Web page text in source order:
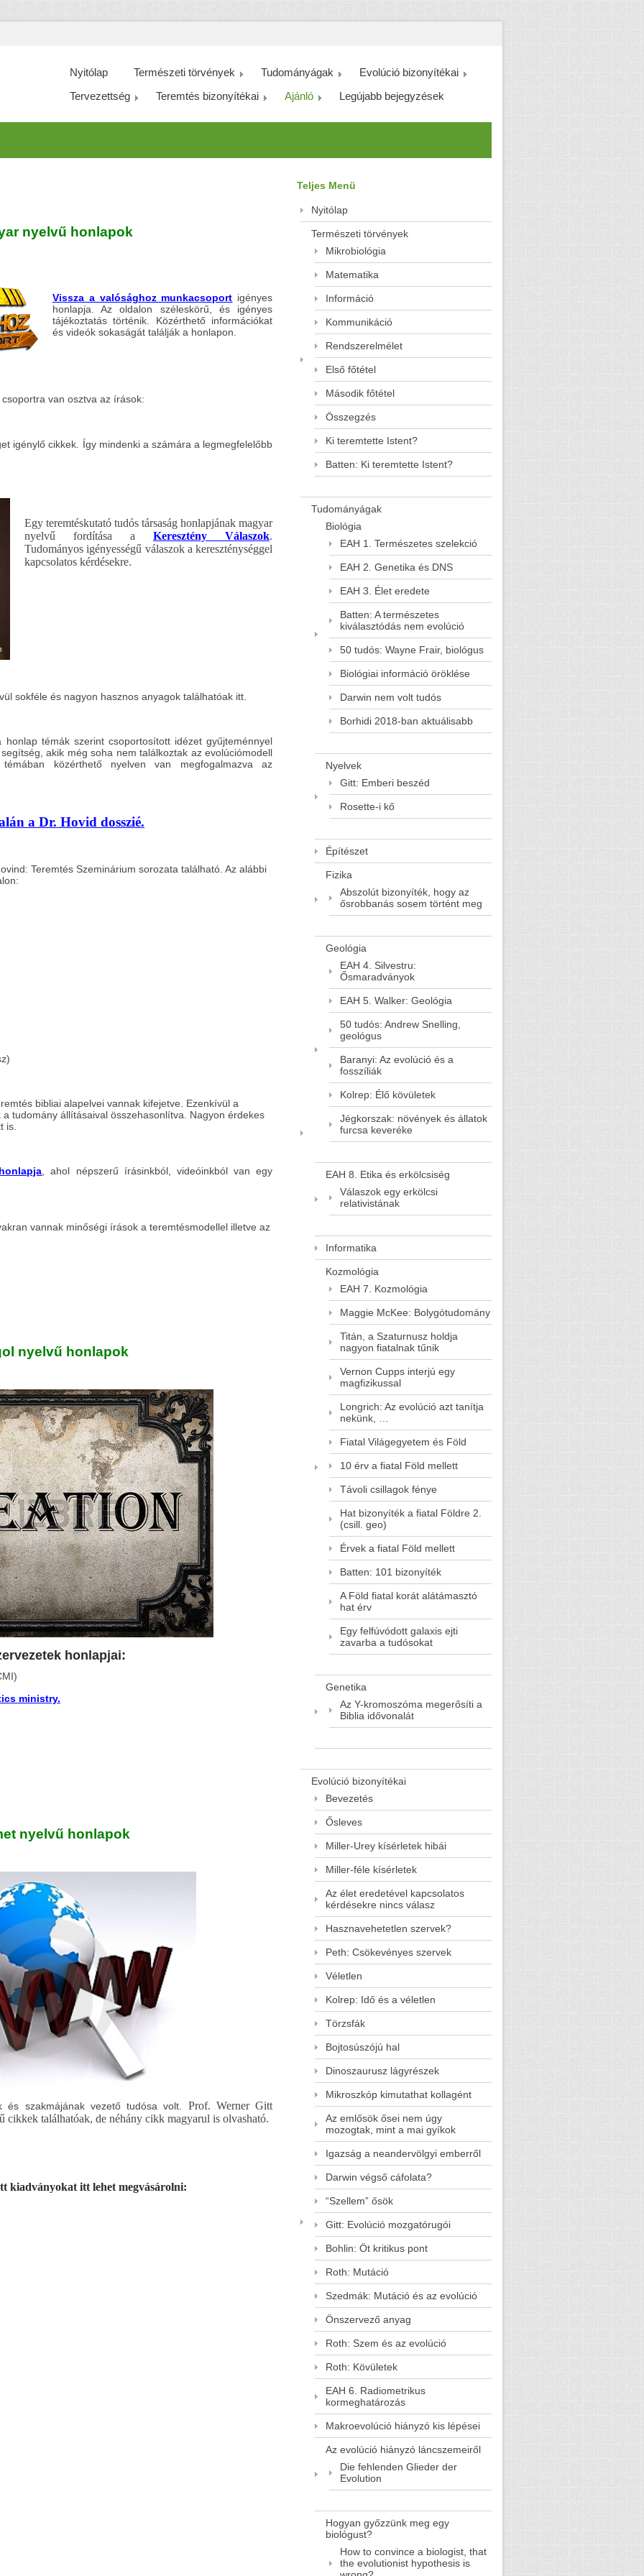
Nyitólap Természeti törvények Tudományágak
Evolúció bizonyítékai
Tervezettség
Teremtés bizonyítékai Ajánló Legújabb bejegyzések
nyelvű honlapok
Vissza a valósághoz munkacsoport igényes
honlapja. Az oldalon széleskörű, és igényes
tájékoztatás történik. Közérthető információkat
és videók sokaságát találják a honlapon.
van osztva az írások:
igénylő cikkek. Így mindenki a számára a legmegfelelőbb
Egy teremtéskutató tudós társaság honlapjának magyar
nyelvű fordítása a Keresztény Válaszok.
Tudományos igényességű válaszok a kereszténységgel
kapcsolatos kérdésekre.
sokféle és nagyon hasznos anyagok találhatóak itt.
honlap témák szerint csoportosított idézet gyűjteménnyel
akik még soha nem találkoztak az evolúciómodell
közérthető nyelven van megfogalmazva az
a Dr. Hovid dosszié.
Teremtés Szeminárium sorozata található. Az alábbi
bibliai alapelvei vannak kifejetve. Ezenkívül a
tudomány állításaival összehasonlítva. Nagyon érdekes
is.
, ahol népszerű írásinkból, videóinkból van egy
vannak minőségi írások a teremtésmodellel illetve az
nyelvű honlapok
honlapjai:
ministry.
nyelvű honlapok
és szakmájának vezető tudósa volt. Prof. Werner Gitt
cikkek találhatóak, de néhány cikk magyarul is olvasható.
kiadványokat itt lehet megvásárolni:
Teljes Menü
Nyitólap
Természeti törvények
Mikrobiológia
Matematika
Információ
Kommunikáció
Rendszerelmélet
Első főtétel
Második főtétel
Összegzés
Ki teremtette Istent?
Batten: Ki teremtette Istent?
Tudományágak
Biológia
EAH 1. Természetes szelekció
EAH 2. Genetika és DNS
EAH 3. Élet eredete
Batten: A természetes
kiválasztódás nem evolúció
50 tudós: Wayne Frair, biológus
Biológiai információ öröklése
Darwin nem volt tudós
Borhidi 2018-ban aktuálisabb
Nyelvek
Gitt: Emberi beszéd
Rosette-i kő
Építészet
Fizika
Abszolút bizonyíték, hogy az
ősrobbanás sosem történt meg
Geológia
EAH 4. Silvestru:
Ősmaradványok
EAH 5. Walker: Geológia
50 tudós: Andrew Snelling,
geológus
Baranyi: Az evolúció és a
fosszíliák
Kolrep: Élő kövületek
Jégkorszak: növények és állatok
furcsa keveréke
EAH 8. Etika és erkölcsiség
Válaszok egy erkölcsi
relativistának
Informatika
Kozmológia
EAH 7. Kozmológia
Maggie McKee: Bolygótudomány
Titán, a Szaturnusz holdja
nagyon fiatalnak tűnik
Vernon Cupps interjú egy
magfizikussal
Longrich: Az evolúció azt tanítja
nekünk, …
Fiatal Világegyetem és Föld
10 érv a fiatal Föld mellett
Távoli csillagok fénye
Hat bizonyíték a fiatal Földre 2.
(csill. geo)
Érvek a fiatal Föld mellett
Batten: 101 bizonyíték
A Föld fiatal korát alátámasztó
hat érv
Egy felfúvódott galaxis ejti
zavarba a tudósokat
Genetika
Az Y-kromoszóma megerősíti a
Biblia idővonalát
Evolúció bizonyítékai
Bevezetés
Ősleves
Miller-Urey kísérletek hibái
Miller-féle kísérletek
Az élet eredetével kapcsolatos
kérdésekre nincs válasz
Hasznavehetetlen szervek?
Peth: Csökevényes szervek
Véletlen
Kolrep: Idő és a véletlen
Törzsfák
Bojtosúszójú hal
Dinoszaurusz lágyrészek
Mikroszkóp kimutathat kollagént
Az emlősök ősei nem úgy
mozogtak, mint a mai gyíkok
Igazság a neandervölgyi emberről
Darwin végső cáfolata?
“Szellem” ősök
Gitt: Evolúció mozgatórugói
Bohlin: Öt kritikus pont
Roth: Mutáció
Szedmák: Mutáció és az evolúció
Önszervező anyag
Roth: Szem és az evolúció
Roth: Kövületek
EAH 6. Radiometrikus
kormeghatározás
Makroevolúció hiányzó kis lépései
Az evolúció hiányzó láncszemeiről
Die fehlenden Glieder der
Evolution
Hogyan győzzünk meg egy
biológust?
How to convince a biologist, that
the evolutionist hypothesis is